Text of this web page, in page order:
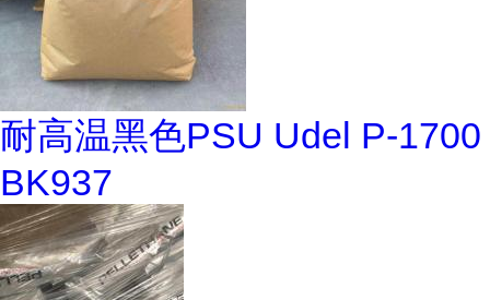
耐高温黑色PSU Udel P-1700
BK937